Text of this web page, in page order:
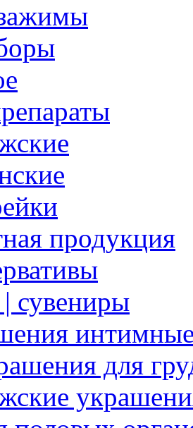
продукция
сувениры
для